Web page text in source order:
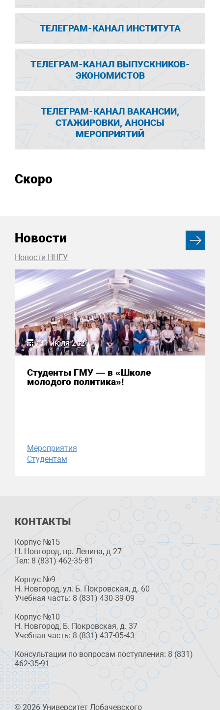
ТЕЛЕГРАМ-КАНАЛ ИНСТИТУТА
ТЕЛЕГРАМ-КАНАЛ ВЫПУСКНИКОВ-
ЭКОНОМИСТОВ
ТЕЛЕГРАМ-КАНАЛ ВАКАНСИИ,
СТАЖИРОВКИ, АНОНСЫ
МЕРОПРИЯТИЙ
Скоро
Новости
Новости ННГУ
31 июля 2026
Студенты ГМУ — в «Школе
молодого политика»!
Мероприятия
Студентам
КОНТАКТЫ
Корпус №15
Н. Новгород, пр. Ленина, д 27
Тел: 8 (831) 462-35-81
Корпус №9
Н. Новгород, ул. Б. Покровская, д. 60
Учебная часть: 8 (831) 430-39-09
Корпус №10
Н. Новгород, Б. Покровская, д. 37
Учебная часть: 8 (831) 437-05-43
Консультации по вопросам поступления: 8 (831)
462-35-91
© 2026 Университет Лобачевского